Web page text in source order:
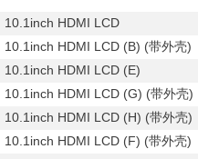
10.1inch HDMI LCD
10.1inch HDMI LCD (B) (带外壳)
10.1inch HDMI LCD (E)
10.1inch HDMI LCD (G) (带外壳)
10.1inch HDMI LCD (H) (带外壳)
10.1inch HDMI LCD (F) (带外壳)